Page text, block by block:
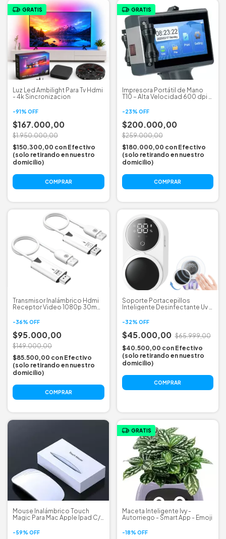
GRATIS
Luz Led Ambilight Para Tv Hdmi
- 4k Sincronizacion
-91% OFF
$167.000,00
$1.950.000,00
$150.300,00 con Efectivo
(solo retirando en nuestro
domicilio)
COMPRAR
GRATIS
Impresora Portátil de Mano
T10 – Alta Velocidad 600 dpi –
(papel, cartón, plástico,
cáscara de
-23% OFF
$200.000,00
$259.000,00
$180.000,00 con Efectivo
(solo retirando en nuestro
domicilio)
Transmisor Inalámbrico Hdmi
Receptor Video 1080p 30m
-36% OFF
$95.000,00
$149.000,00
$85.500,00 con Efectivo
(solo retirando en nuestro
domicilio)
Soporte Portacepillos
Inteligente Desinfectante Uv -
-32% OFF
$45.000,00 $65.999,00
$40.500,00 con Efectivo
(solo retirando en nuestro
domicilio)
Mouse Inalámbrico Touch
Magic Para Mac Apple Ipad C/
-59% OFF
GRATIS
Maceta Inteligente Ivy -
Autorriego - Smart App - Emoji
-18% OFF